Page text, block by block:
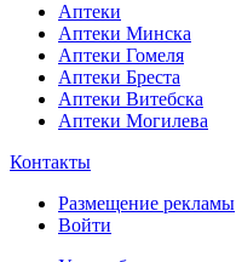
Аптеки
Аптеки Минска
Аптеки Гомеля
Аптеки Бреста
Аптеки Витебска
Аптеки Могилева
Контакты
Размещение рекламы
Войти